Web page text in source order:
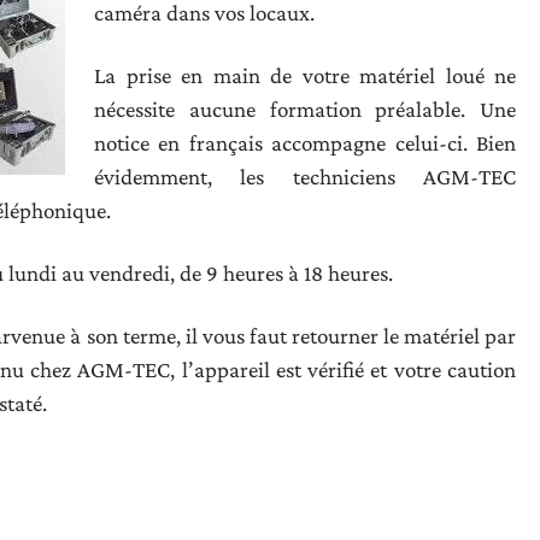
caméra dans vos locaux.
La prise en main de votre matériel loué ne
nécessite aucune formation préalable. Une
notice en français accompagne celui-ci. Bien
évidemment, les techniciens AGM-TEC
au vendredi, de 9 heures à 18 heures.
à son terme, il vous faut retourner le matériel par
chez AGM-TEC, l’appareil est vérifié et votre caution